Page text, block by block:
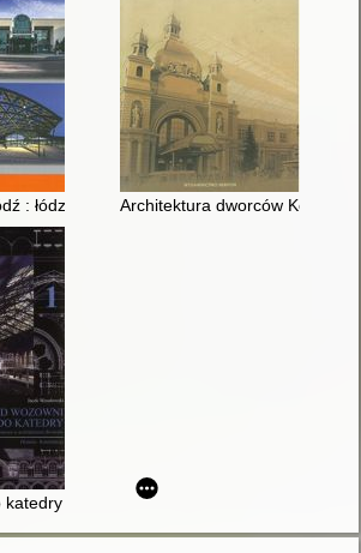
: łódzkie stacje kolejoweArchitektura dworców Kolei
katedry : hala peronowa w architekturze